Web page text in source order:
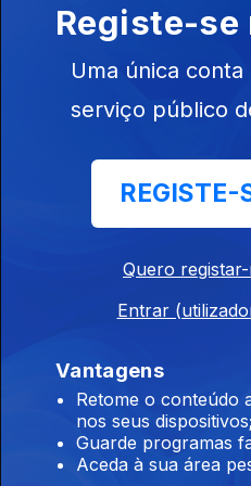
Ep. 193
03 dez. 2025
'Acordeão da Roménia' Taraf
6.7.2025, Festival Rudolstadt
Tuaregue' (Sahara) Concerto
Música do Afeganistão 2 Pure
Intérprete - Quraishi
Raízes
Registe-se
Uma única
serviço público
REGISTE-
Quero
Entrar
Vantagens
Retome o conteúdo
nos seus dispositivos;
Guarde programas
Aceda à sua área